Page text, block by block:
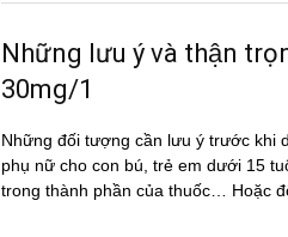
Những lưu ý và thận
30mg/1
Những đối tượng cần lưu ý trước khi
phụ nữ cho con bú, trẻ em dưới 15
trong thành phần của thuốc… Hoặc